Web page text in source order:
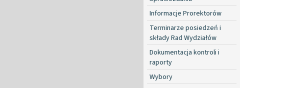
Informacje Prorektorów
Terminarze posiedzeń i
składy Rad Wydziałów
Dokumentacja kontroli i
raporty
Wybory